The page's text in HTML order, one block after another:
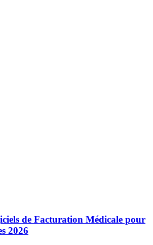
de Facturation Médicale pour
2026